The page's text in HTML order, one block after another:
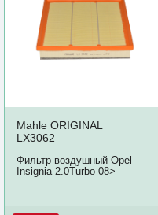
Mahle ORIGINAL
LX3062
Фильтр воздушный Opel
Insignia 2.0Turbo 08>